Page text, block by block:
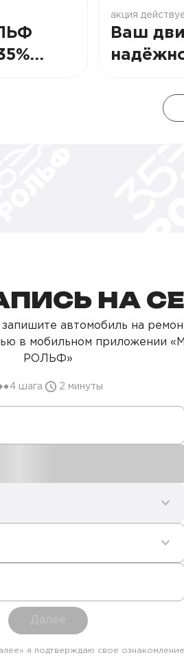
акция
Ваш
НА
автомобиль на
в мобильном приложении
РОЛЬФ»
4 шага 2 минуты
Далее
я подтверждаю свое ознакомление